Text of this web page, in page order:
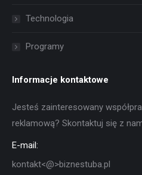
Technologia
Programy
Informacje kontaktowe
Jesteś zainteresowany
reklamową? Skontaktuj się z
E-mail:
kontakt<@>biznestuba.pl